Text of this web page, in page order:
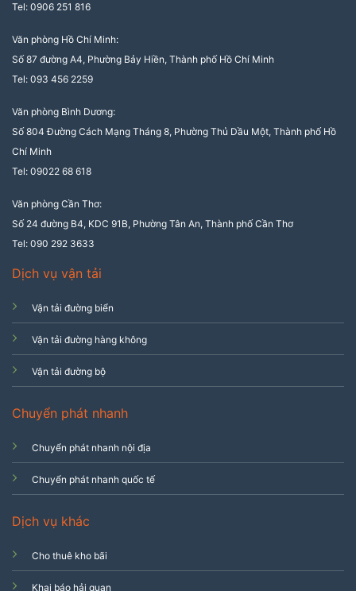
Tel: 0906 251 816
Văn phòng Hồ Chí Minh:
Số 87 đường A4, Phường Bảy Hiền, Thành phố Hồ Chí Minh
Tel: 093 456 2259
Văn phòng Bình Dương:
Số 804 Đường Cách Mạng Tháng 8, Phường Thủ Dầu Một, Thành phố Hồ
Chí Minh
Tel: 09022 68 618
Văn phòng Cần Thơ:
Số 24 đường B4, KDC 91B, Phường Tân An, Thành phố Cần Thơ
Tel: 090 292 3633
Dịch vụ vận tải
Vận tải đường biển
Vận tải đường hàng không
Vận tải đường bộ
Chuyển phát nhanh
Chuyển phát nhanh nội địa
Chuyển phát nhanh quốc tế
Dịch vụ khác
Cho thuê kho bãi
Khai báo hải quan